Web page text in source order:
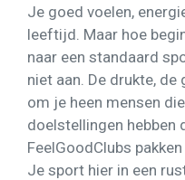
Je goed voelen,
leeftijd. Maar hoe
naar een standaard
niet aan. De drukte,
om je heen mensen
doelstellingen hebben
FeelGoodClubs
Je sport hier in een